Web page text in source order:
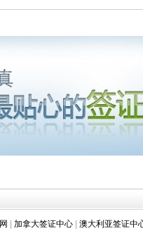
加拿大签证中心 澳大利亚签证中